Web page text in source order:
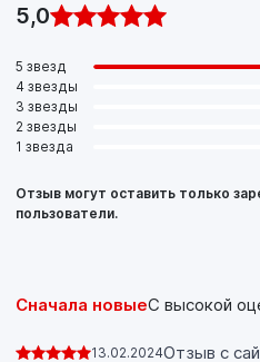
5,0
5 звезд
4 звезды
3 звезды
2 звезды
1 звезда
Отзыв могут оставить только
пользователи.
Сначала новыеС высокой
13.02.2024Отзыв с